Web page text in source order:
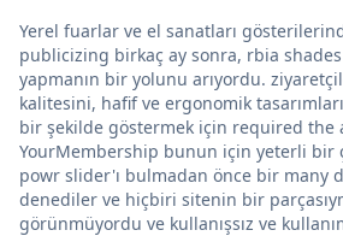
Yerel fuarlar ve el sanatları
publicizing birkaç ay sonra, rbia shades
yapmanın bir yolunu arıyordu.
kalitesini, hafif ve ergonomik
bir şekilde göstermek için required the
YourMembership bunun için yeterli bir
powr slider'ı bulmadan önce bir many
denediler ve hiçbiri sitenin bir
görünmüyordu ve kullanışsız ve